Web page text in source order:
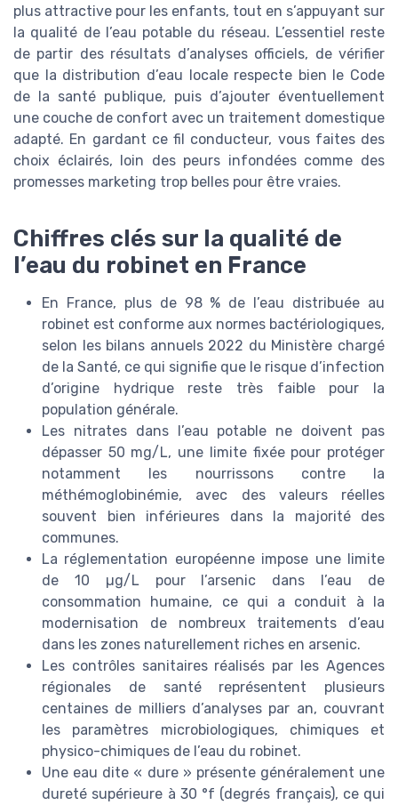
plus attractive pour les enfants, tout en s’appuyant sur
la qualité de l’eau potable du réseau. L’essentiel reste
de partir des résultats d’analyses officiels, de vérifier
que la distribution d’eau locale respecte bien le Code
de la santé publique, puis d’ajouter éventuellement
une couche de confort avec un traitement domestique
adapté. En gardant ce fil conducteur, vous faites des
choix éclairés, loin des peurs infondées comme des
promesses marketing trop belles pour être vraies.
Chiffres clés sur la qualité de
l’eau du robinet en France
En France, plus de 98 % de l’eau distribuée au
robinet est conforme aux normes bactériologiques,
selon les bilans annuels 2022 du Ministère chargé
de la Santé, ce qui signifie que le risque d’infection
d’origine hydrique reste très faible pour la
population générale.
Les nitrates dans l’eau potable ne doivent pas
dépasser 50 mg/L, une limite fixée pour protéger
notamment les nourrissons contre la
méthémoglobinémie, avec des valeurs réelles
souvent bien inférieures dans la majorité des
communes.
La réglementation européenne impose une limite
de 10 µg/L pour l’arsenic dans l’eau de
consommation humaine, ce qui a conduit à la
modernisation de nombreux traitements d’eau
dans les zones naturellement riches en arsenic.
Les contrôles sanitaires réalisés par les Agences
régionales de santé représentent plusieurs
centaines de milliers d’analyses par an, couvrant
les paramètres microbiologiques, chimiques et
physico-chimiques de l’eau du robinet.
Une eau dite « dure » présente généralement une
dureté supérieure à 30 °f (degrés français), ce qui